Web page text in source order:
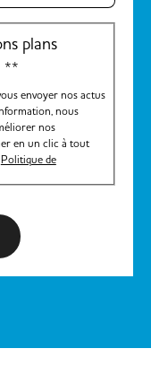
plans
**
envoyer nos actus
nous
nos
en un clic à tout
Politique de